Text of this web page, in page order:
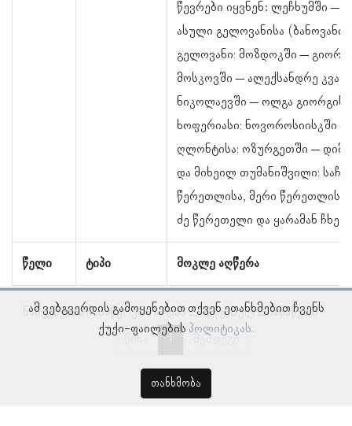
წელი ტიპი მოკლე აღწერა
წევრები იყვნენ: ლეჩხუმში –
ასული გელოვანისა
გელოვანი; მოზდოკში –
მოსკოვში – ალექსანდრე
ნიკოლაევში – ოლგა გიორგის
ხოფერიასი; ნოვოროსიისკში –
ღლონტისა; ოზურგეთში –
და მიხეილ თუმანიშვილი;
წერეთლისა, მერი წერეთლისა,
ძე წერეთელი და ყარამან
ნაჩვენებია ჩანაწერები 1–დან 2–მდე, სულ 2 ჩანაწერი
წინა
შემდეგი
ამ ვებგვერდის გამოყენებით თქვენ ეთანხმებით ჩვენს
ქუქი-ფაილების პოლიტიკას.
თანხმობა